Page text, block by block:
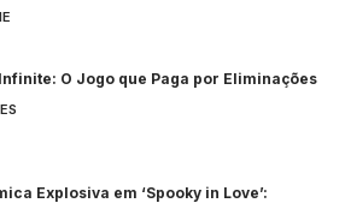
Infinite: O Jogo que Paga por Eliminações
Explosiva em ‘Spooky in Love’: